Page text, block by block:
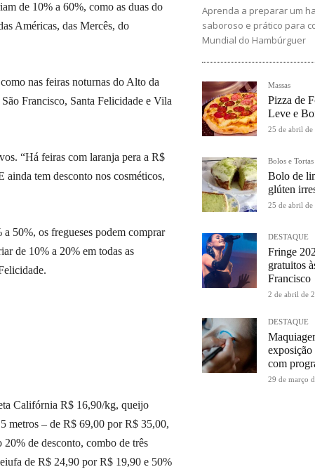
de 10% a 60%, como as duas do
Américas, das Mercês, do
nas feiras noturnas do Alto da
Francisco, Santa Felicidade e Vila
“Há feiras com laranja pera a R$
tem desconto nos cosméticos,
50%, os fregueses podem comprar
de 10% a 20% em todas as
Califórnia R$ 16,90/kg, queijo
metros – de R$ 69,00 por R$ 35,00,
de desconto, combo de três
de R$ 24,90 por R$ 19,90 e 50%
Aprenda a preparar um
saboroso e prático para
Mundial do Hambúrguer
Massas
Pizza de
Leve e
25 de abril de
Bolos e Tortas
Bolo de
glúten
25 de abril de
DESTAQUE
Fringe
gratuitos
Francisco
2 de abril de
DESTAQUE
com
29 de março